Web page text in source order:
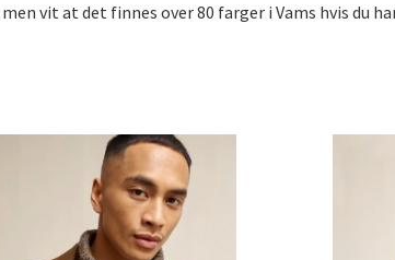
vit at det finnes over 80 farger i Vams hvis du